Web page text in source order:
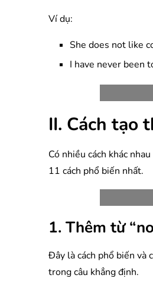
Ví dụ:
She does not like
I have never been
II. Cách tạo
Có nhiều cách khác
11 cách phổ biến nhất.
1. Thêm từ
Đây là cách phổ biến và
trong câu khẳng định.